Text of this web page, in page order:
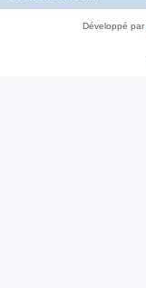
Développé par